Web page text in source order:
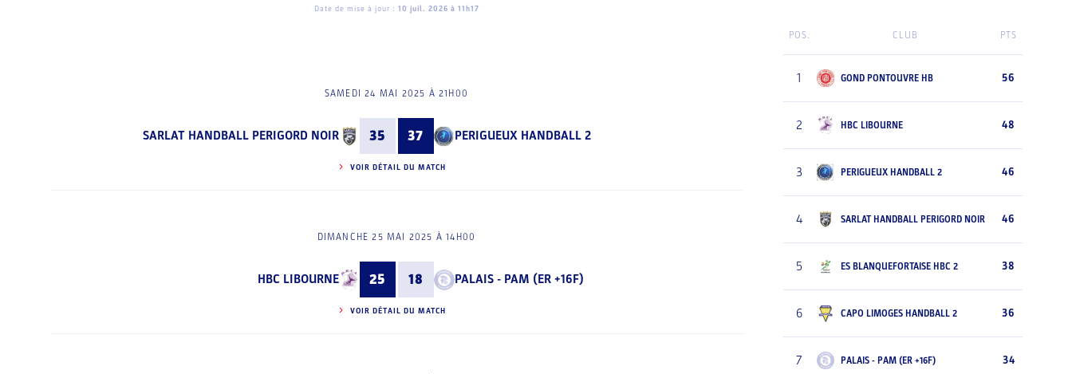
Date de mise à jour : 10 juil. 2026 à 11h17
SAMEDI 24 MAI 2025 À 21H00
SARLAT HANDBALL PERIGORD NOIR 35 37 PERIGUEUX HANDBALL 2
VOIR DÉTAIL DU MATCH
DIMANCHE 25 MAI 2025 À 14H00
HBC LIBOURNE 25 18 PALAIS - PAM (ER +16F)
VOIR DÉTAIL DU MATCH
POS. CLUB PTS
1 GOND PONTOUVRE HB 56
2 HBC LIBOURNE 48
3 PERIGUEUX HANDBALL 2 46
4 SARLAT HANDBALL PERIGORD NOIR 46
5 ES BLANQUEFORTAISE HBC 2 38
6 CAPO LIMOGES HANDBALL 2 36
7 PALAIS - PAM (ER +16F) 34